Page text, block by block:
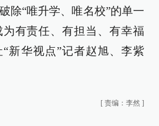
除“唯升学、唯名校”的单一
有责任、有担当、有幸福
新华视点”记者赵旭、李紫
[ 责编：李然 ]